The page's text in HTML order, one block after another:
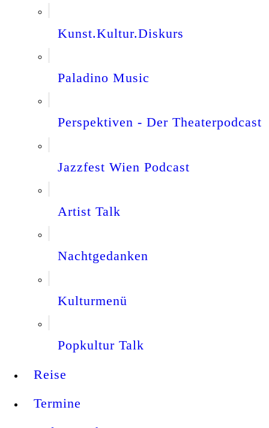
Kunst.Kultur.Diskurs
Paladino Music
Perspektiven - Der Theaterpodcast
Jazzfest Wien Podcast
Artist Talk
Nachtgedanken
Kulturmenü
Popkultur Talk
Reise
Termine